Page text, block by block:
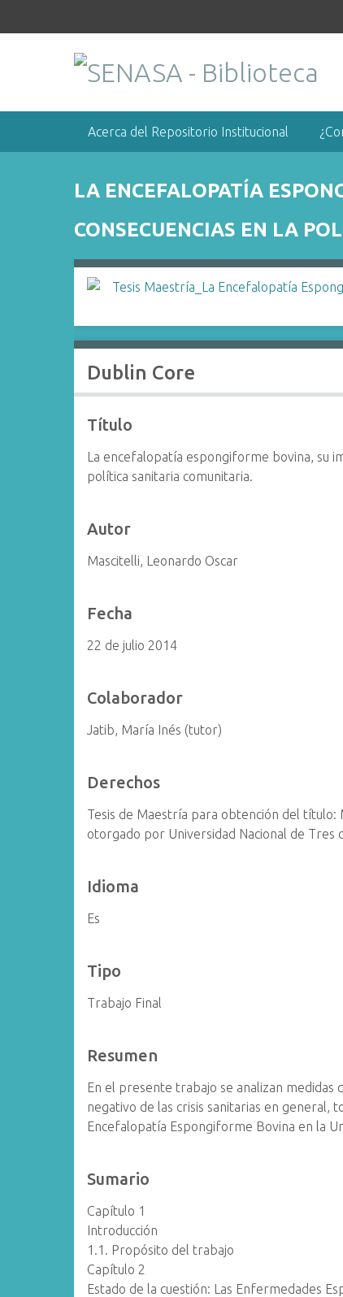
Acerca del Repositorio Institucional
LA ENCEFALOPATÍA
CONSECUENCIAS EN LA
Dublin Core
Título
La encefalopatía espongiforme bovina, su
política sanitaria comunitaria.
Autor
Mascitelli, Leonardo Oscar
Fecha
22 de julio 2014
Colaborador
Jatib, María Inés (tutor)
Derechos
Tesis de Maestría para obtención del título:
otorgado por Universidad Nacional de Tres
Idioma
Es
Tipo
Trabajo Final
Resumen
En el presente trabajo se analizan
negativo de las crisis sanitarias en general,
Encefalopatía Espongiforme Bovina en la
Sumario
Capítulo 1
Introducción
1.1. Propósito del trabajo
Capítulo 2
Estado de la cuestión: Las Enfermedades